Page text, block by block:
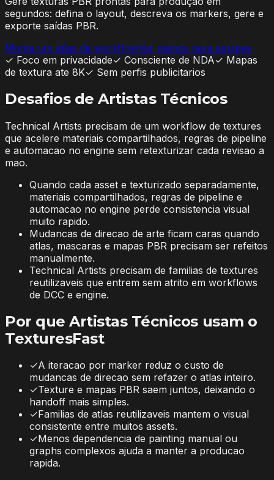
segundos: defina o layout, descreva os markers, gere e
exporte saídas PBR.
Monte um atlas de workflowVer planos para equipes
✓ Foco em privacidade✓ Consciente de NDA✓ Mapas
de textura ate 8K✓ Sem perfis publicitarios
Desafios de Artistas Técnicos
Technical Artists precisam de um workflow de textures
que acelere materiais compartilhados, regras de pipeline
e automacao no engine sem retexturizar cada revisao a
mao.
Quando cada asset e texturizado separadamente,
materiais compartilhados, regras de pipeline e
automacao no engine perde consistencia visual
muito rapido.
Mudancas de direcao de arte ficam caras quando
atlas, mascaras e mapas PBR precisam ser refeitos
manualmente.
Technical Artists precisam de familias de textures
reutilizaveis que entrem sem atrito em workflows
de DCC e engine.
Por que Artistas Técnicos usam o
TexturesFast
✓A iteracao por marker reduz o custo de
mudancas de direcao sem refazer o atlas inteiro.
✓Texture e mapas PBR saem juntos, deixando o
handoff mais simples.
✓Familias de atlas reutilizaveis mantem o visual
consistente entre muitos assets.
✓Menos dependencia de painting manual ou
graphs complexos ajuda a manter a producao
rapida.